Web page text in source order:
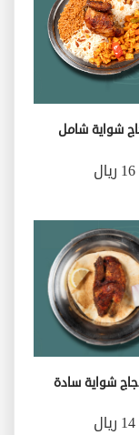
شواية شامل
16 ريال
شواية سادة
14 ريال